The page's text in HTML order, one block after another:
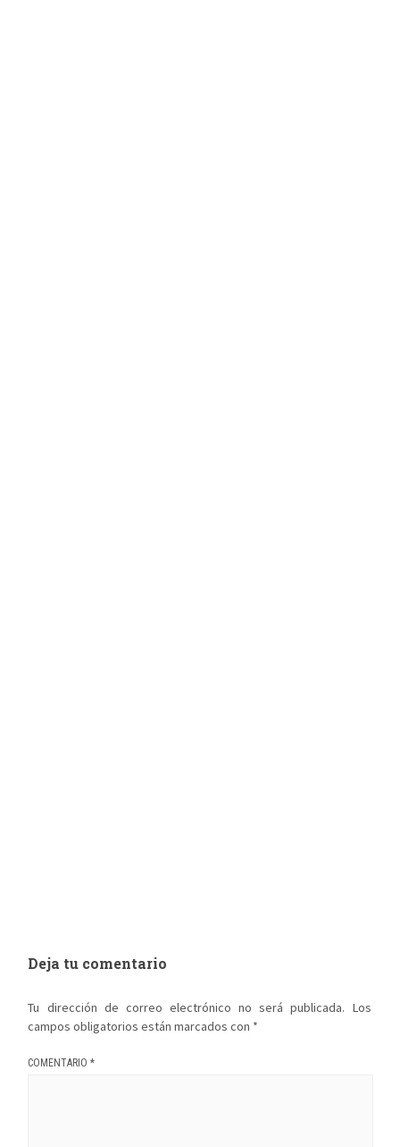
Deja tu comentario
Tu dirección de correo electrónico no será publicada. Los
campos obligatorios están marcados con *
COMENTARIO*